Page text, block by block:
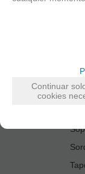
Continuar
cookies